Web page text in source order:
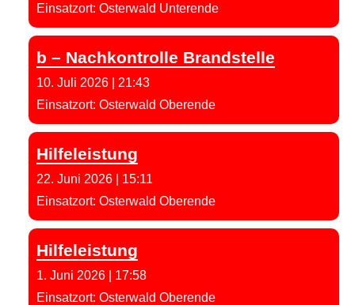
Einsatzort: Osterwald Unterende
b – Nachkontrolle Brandstelle
10. Juli 2026
21:43
Einsatzort: Osterwald Oberende
Hilfeleistung
22. Juni 2026
15:11
Einsatzort: Osterwald Oberende
Hilfeleistung
1. Juni 2026
17:58
Einsatzort: Osterwald Oberende